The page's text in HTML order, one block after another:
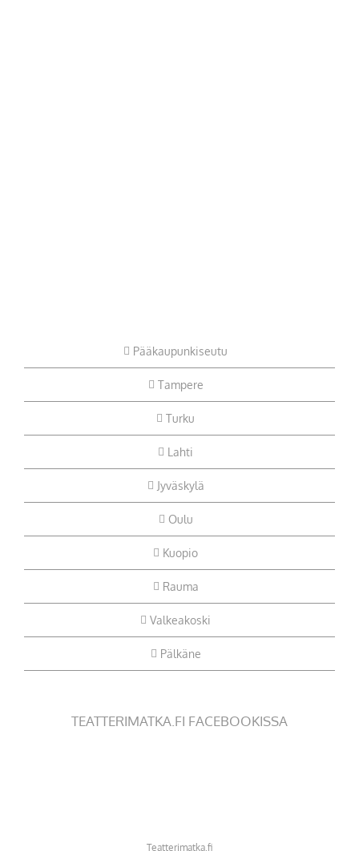
Pääkaupunkiseutu
Tampere
Turku
Lahti
Jyväskylä
Oulu
Kuopio
Rauma
Valkeakoski
Pälkäne
TEATTERIMATKA.FI FACEBOOKISSA
Teatterimatka.fi